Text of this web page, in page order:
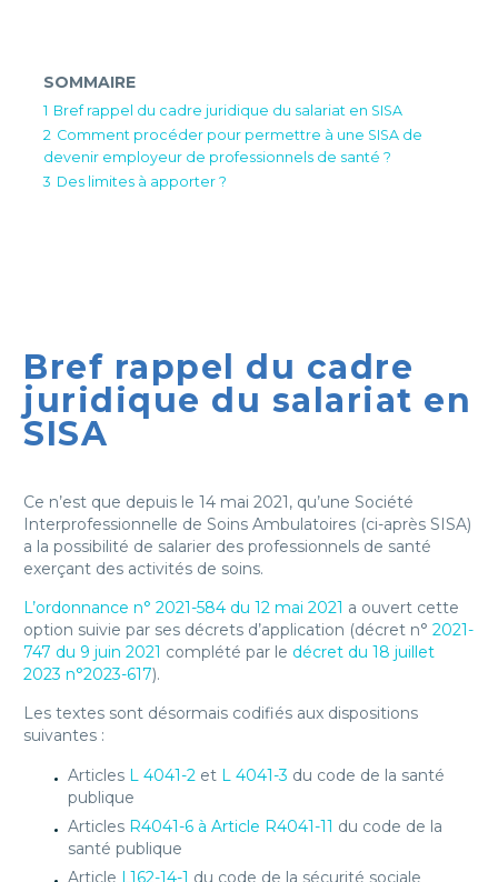
SOMMAIRE
1 Bref rappel du cadre juridique du salariat en SISA
2 Comment procéder pour permettre à une SISA de
devenir employeur de professionnels de santé ?
3 Des limites à apporter ?
Bref rappel du cadre
juridique du salariat en
SISA
Ce n’est que depuis le 14 mai 2021, qu’une Société
Interprofessionnelle de Soins Ambulatoires (ci-après SISA)
a la possibilité de salarier des professionnels de santé
exerçant des activités de soins.
L’ordonnance n° 2021-584 du 12 mai 2021 a ouvert cette
option suivie par ses décrets d’application (décret n° 2021-
747 du 9 juin 2021 complété par le décret du 18 juillet
2023 n°2023-617).
Les textes sont désormais codifiés aux dispositions
suivantes :
Articles L 4041-2 et L 4041-3 du code de la santé
publique
Articles R4041-6 à Article R4041-11 du code de la
santé publique
Article L162-14-1 du code de la sécurité sociale